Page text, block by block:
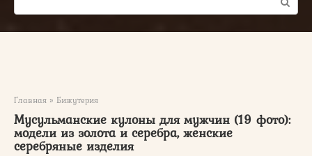
Главная » Бижутерия
Мусульманские кулоны для мужчин (19 фото):
модели из золота и серебра, женские
серебряные изделия